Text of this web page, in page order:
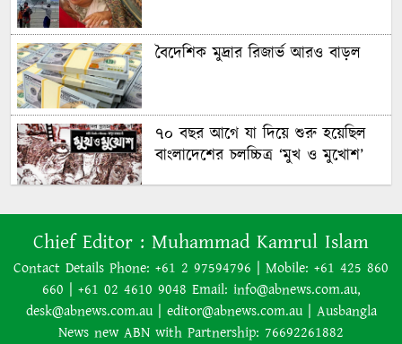
বৈদেশিক মুদ্রার রিজার্ভ আরও বাড়ল
৭০ বছর আগে যা ‍দিয়ে শুরু হয়েছিল
বাংলাদেশের চলচ্চিত্র ‘মুখ ও মুখোশ’
নিউজিল্যান্ডে ৫.৯ মাত্রার শক্তিশালী
ভূমিকম্প
ইরানের বিরুদ্ধে হামলা স্থগিত ট্রাম্পের,
নতুন করে শান্তি আলোচনা শুরু
Chief Editor : Muhammad Kamrul Islam
Contact Details Phone: +61 2 97594796 | Mobile: +61 425 860
660 | +61 02 4610 9048 Email: info@abnews.com.au,
desk@abnews.com.au | editor@abnews.com.au | Ausbangla
News new ABN with Partnership: 76692261882